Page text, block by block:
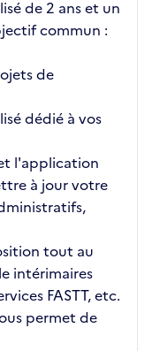
de 2 ans et un
commun :
de
dédié à vos
l'application
à jour votre
tout au
intérimaires
FASTT, etc.
permet de